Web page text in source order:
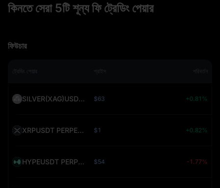
কিনতে সেরা 5টি শূন্য ফি ট্রেডিং পেয়ার
ফিউচার
ট্রেডিং পেয়ার প্রাইস
SILVER(XAG)USDT PERPETUAL (SILVER) $63 +0.81%
XRPUSDT PERPETUAL (XRP) $1 +0.82%
HYPEUSDT PERPETUAL (HYPE) $54 -1.77%